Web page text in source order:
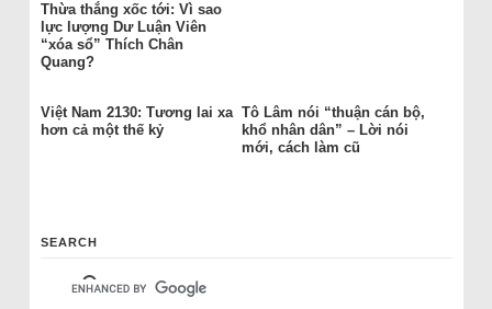
Thừa thắng xốc tới: Vì sao
lực lượng Dư Luận Viên
“xóa sổ” Thích Chân
Quang?
Việt Nam 2130: Tương lai xa
hơn cả một thế kỷ
Tô Lâm nói “thuận cán bộ,
khổ nhân dân” – Lời nói
mới, cách làm cũ
SEARCH